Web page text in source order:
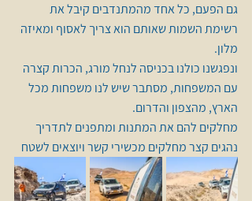
גם הפעם, כל אחד מהמתנדבים קיבל את
רשימת השמות שאותם הוא צריך לאסוף ומאיזה
מלון.
ונפגשנו כולנו בכניסה לנחל מורג, הכרות קצרה
עם המשפחות, מסתבר שיש לנו משפחות מכל
הארץ, מהצפון והדרום.
מחלקים להם את המתנות ומתפנים לתדריך
נהגים קצר מחלקים מכשירי קשר ויוצאים לשטח